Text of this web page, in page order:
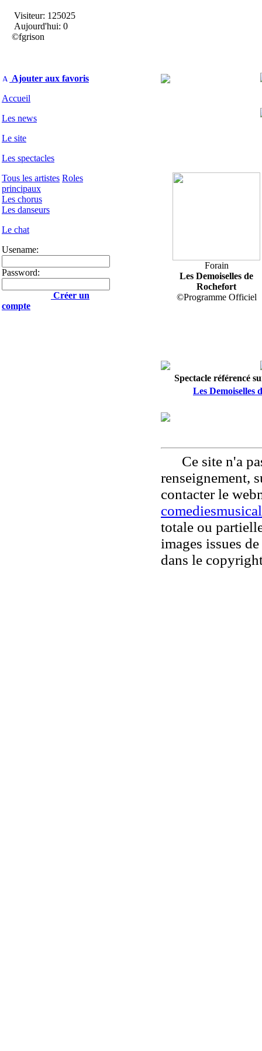
Visiteur: 125025
Aujourd'hui: 0
©fgrison
Ajouter aux favoris
Accueil
Les news
Le site
Les spectacles
Tous les artistes Roles
principaux
Les chorus
Les danseurs
Le chat
Usename:
Password:
Créer un
compte
Forain
Les Demoiselles de
Rochefort
©Programme Officiel
Spectacle référencé
Les Demoiselles
Ce site n'a
renseignement,
contacter le
totale ou
images issues
dans le